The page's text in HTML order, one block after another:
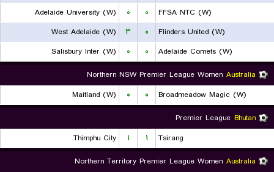
FFSA NTC (W)
۰ ۰
Adelaide University (W)
Flinders United (W)
۰ ۳
West Adelaide (W)
Adelaide Comets (W)
۰ ۰
Salisbury Inter (W)
Australia
Northern NSW Premier League Women
Broadmeadow Magic (W)
۰ ۰
Maitland (W)
Bhutan
Premier League
Tsirang
۱ ۱
Thimphu City
Australia
Northern Territory Premier League Women